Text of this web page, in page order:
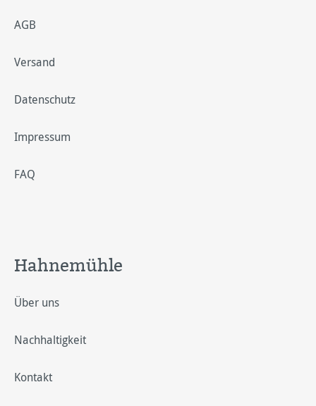
AGB
Versand
Datenschutz
Impressum
FAQ
Hahnemühle
Über uns
Nachhaltigkeit
Kontakt